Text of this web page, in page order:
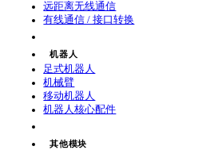
远距离无线通信
有线通信 / 接口转换
机器人
足式机器人
机械臂
移动机器人
机器人核心配件
其他模块